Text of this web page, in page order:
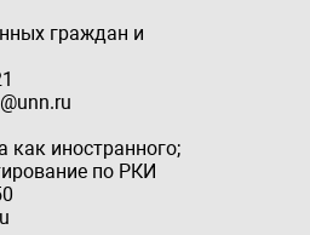
граждан и
как иностранного;
по РКИ